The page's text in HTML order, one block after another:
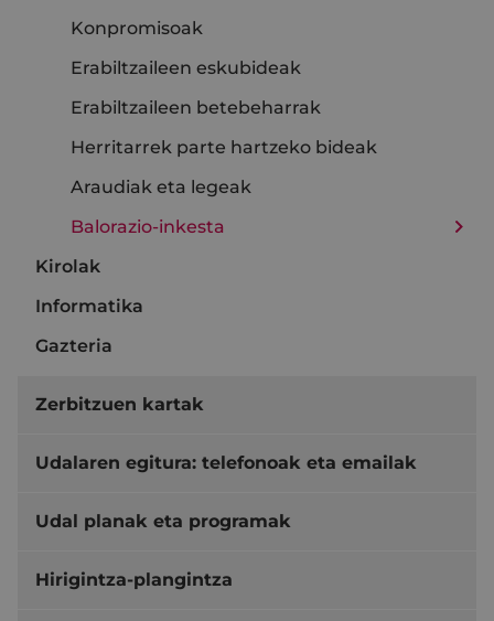
Konpromisoak
Erabiltzaileen eskubideak
Erabiltzaileen betebeharrak
Herritarrek parte hartzeko bideak
Araudiak eta legeak
Balorazio-inkesta
Kirolak
Informatika
Gazteria
Zerbitzuen kartak
Udalaren egitura: telefonoak eta emailak
Udal planak eta programak
Hirigintza-plangintza